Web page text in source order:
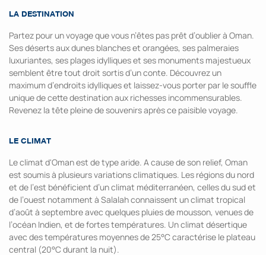
LA DESTINATION
Partez pour un voyage que vous n’êtes pas prêt d’oublier à Oman.
Ses déserts aux dunes blanches et orangées, ses palmeraies
luxuriantes, ses plages idylliques et ses monuments majestueux
semblent être tout droit sortis d’un conte. Découvrez un
maximum d’endroits idylliques et laissez-vous porter par le souffle
unique de cette destination aux richesses incommensurables.
Revenez la tête pleine de souvenirs après ce paisible voyage.
LE CLIMAT
Le climat d'Oman est de type aride. A cause de son relief, Oman
est soumis à plusieurs variations climatiques. Les régions du nord
et de l’est bénéficient d’un climat méditerranéen, celles du sud et
de l’ouest notamment à Salalah connaissent un climat tropical
d’août à septembre avec quelques pluies de mousson, venues de
l’océan Indien, et de fortes températures. Un climat désertique
avec des températures moyennes de 25°C caractérise le plateau
central (20°C durant la nuit).